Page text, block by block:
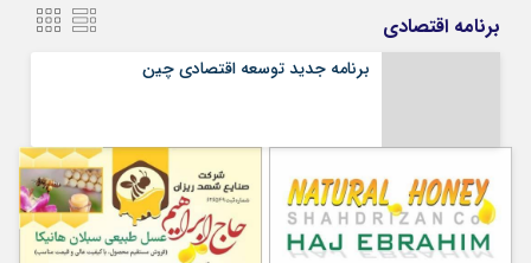
آپارات
برنامه اقتصادی
برنامه جدید توسعه اقتصادی چین